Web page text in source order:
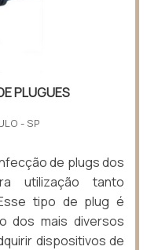
PLUGUES
- SP
de plugs dos
utilização tanto
tipo de plug é
dos mais diversos
dispositivos de